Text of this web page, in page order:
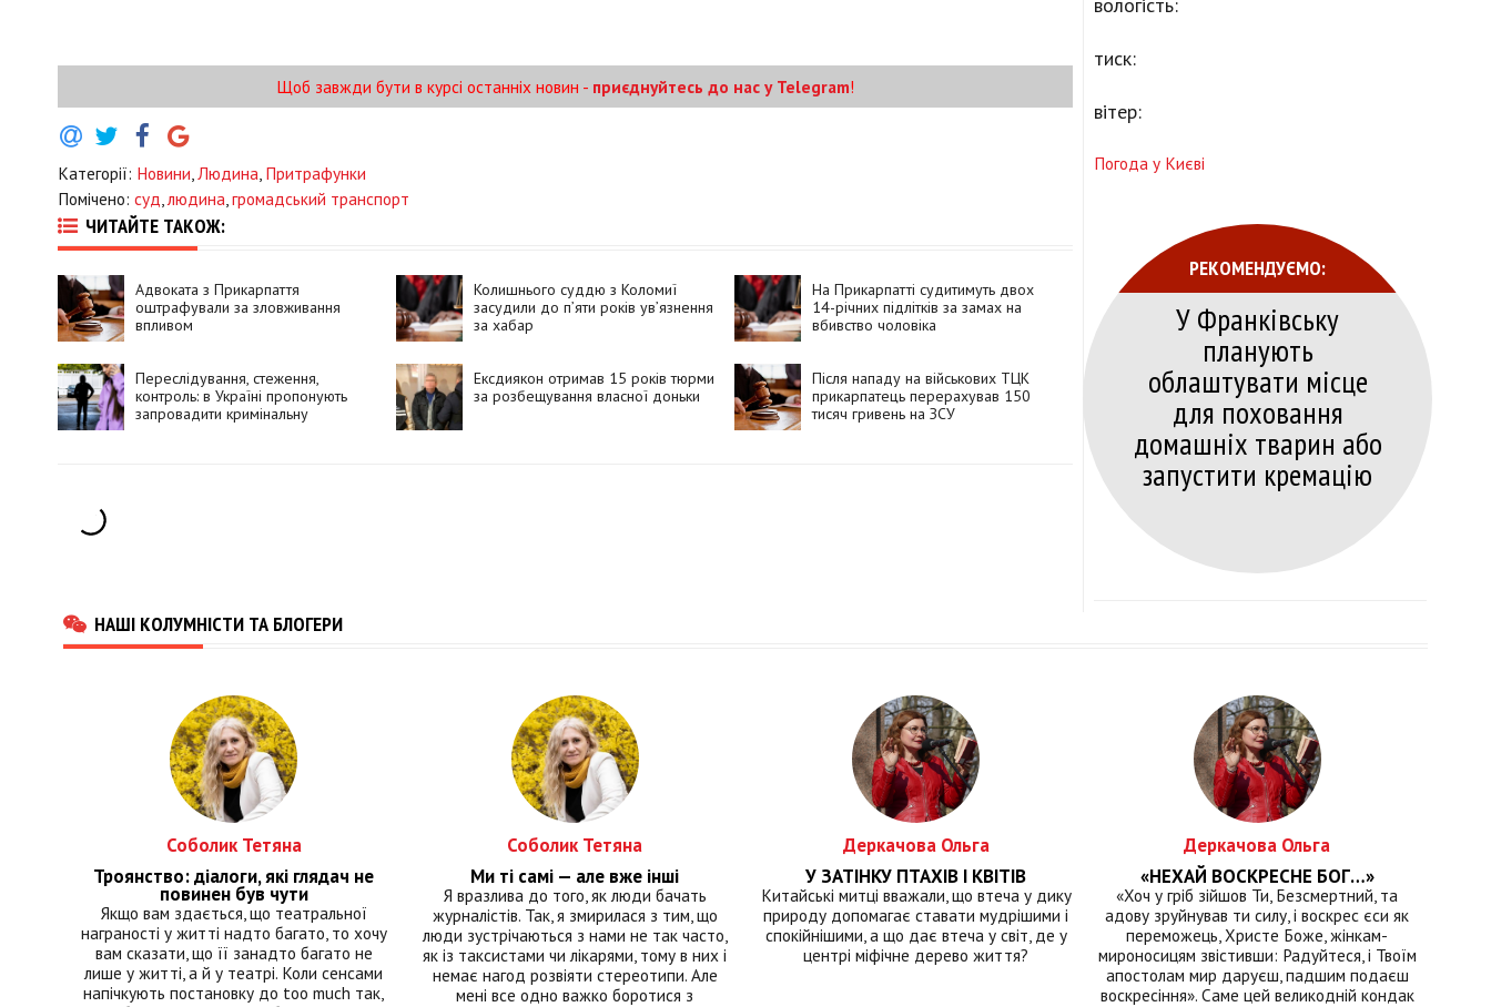
Щоб завжди бути в курсі останніх новин - приєднуйтесь до нас у Telegram!
Категорії: Новини,Людина, Притрафунки
Помічено: суд,людина,громадський транспорт
ЧИТАЙТЕ ТАКОЖ:
Адвоката з Прикарпаття
оштрафували за зловживання
впливом
Колишнього суддю з Коломиї
засудили до п’яти років ув’язнення
за хабар
На Прикарпатті судитимуть двох
14-річних підлітків за замах на
вбивство чоловіка
Переслідування, стеження,
контроль: в Україні пропонують
запровадити кримінальну
Ексдиякон отримав 15 років тюрми
за розбещування власної доньки
Після нападу на військових ТЦК
прикарпатець перерахував 150
тисяч гривень на ЗСУ
тиск:
вітер:
Погода у Києві
РЕКОМЕНДУЄМО:
У Франківську
планують
облаштувати місце
для поховання
домашніх тварин або
запустити кремацію
НАШІ КОЛУМНІСТИ ТА БЛОГЕРИ
Соболик Тетяна
Троянство: діалоги, які глядач не
повинен був чути
Якщо вам здається, що театральної
награності у житті надто багато, то хочу
вам сказати, що її занадто багато не
лише у житті, а й у театрі. Коли сенсами
напічкують постановку до too much так,
Соболик Тетяна
Ми ті самі — але вже інші
Я вразлива до того, як люди бачать
журналістів. Так, я змирилася з тим, що
люди зустрічаються з нами не так часто,
як із таксистами чи лікарями, тому в них і
немає нагод розвіяти стереотипи. Але
мені все одно важко боротися з
Деркачова Ольга
У ЗАТІНКУ ПТАХІВ І КВІТІВ
Китайські митці вважали, що втеча у дику
природу допомагає ставати мудрішими і
спокійнішими, а що дає втеча у світ, де у
центрі міфічне дерево життя?
Деркачова Ольга
«НЕХАЙ ВОСКРЕСНЕ БОГ…»
«Хоч у гріб зійшов Ти, Безсмертний, та
адову зруйнував ти силу, і воскрес єси як
переможець, Христе Боже, жінкам-
мироносицям звістивши: Радуйтеся, і Твоїм
апостолам мир даруєш, падшим подаєш
воскресіння». Саме цей великодній кондак